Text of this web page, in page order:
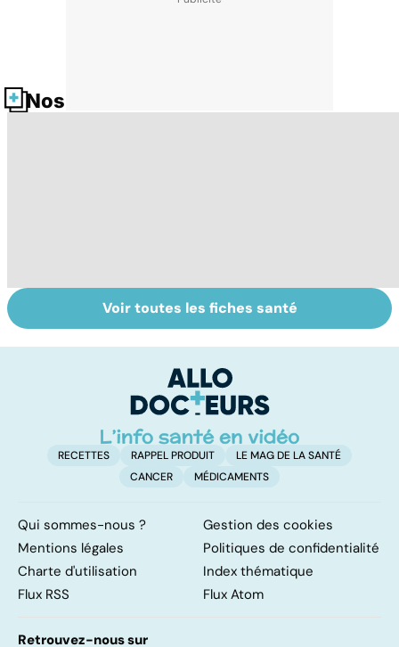
Nos fiches santé
Tout savoir sur le
virus de la grippe
Grippe : quels
symptômes et
Voir toutes les fiches santé
RECETTES RAPPEL PRODUIT
LE MAG DE LA SANTÉ
CANCER
MÉDICAMENTS
Qui sommes-nous ?
Gestion des cookies
Mentions légales
Politiques de confidentialité
Charte d'utilisation
Index thématique
Flux RSS
Flux Atom
Retrouvez-nous sur